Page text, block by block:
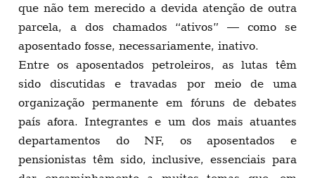
que não tem merecido a devida atenção de outra
parcela, a dos chamados “ativos” — como se
aposentado fosse, necessariamente, inativo.
Entre os aposentados petroleiros, as lutas têm
sido discutidas e travadas por meio de uma
organização permanente em fóruns de debates
país afora. Integrantes e um dos mais atuantes
departamentos do NF, os aposentados e
pensionistas têm sido, inclusive, essenciais para